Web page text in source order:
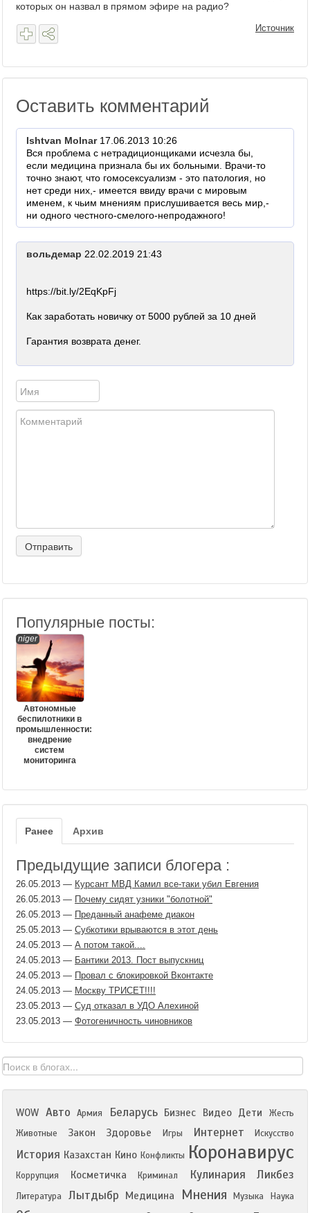
которых он назвал в прямом эфире на радио?
Источник
Оставить комментарий
Ishtvan Molnar 17.06.2013 10:26
Вся проблема с нетрадиционщиками исчезла бы,
если медицина признала бы их больными. Врачи-то
точно знают, что гомосексуализм - это патология, но
нет среди них,- имеется ввиду врачи с мировым
именем, к чьим мнениям прислушивается весь мир,-
ни одного честного-смелого-непродажного!
вольдемар 22.02.2019 21:43
https://bit.ly/2EqKpFj
Как заработать новичку от 5000 рублей за 10 дней
Гарантия возврата денег.
Популярные посты:
niger
Автономные
беспилотники в
промышленности:
внедрение
систем
мониторинга
Ранее Архив
Предыдущие записи блогера :
26.05.2013 — Курсант МВД Камил все-таки убил Евгения
26.05.2013 — Почему сидят узники "болотной"
26.05.2013 — Преданный анафеме диакон
25.05.2013 — Субкотики врываются в этот день
24.05.2013 — А потом такой....
24.05.2013 — Бантики 2013. Пост выпускниц
24.05.2013 — Провал с блокировкой Вконтакте
24.05.2013 — Москву ТРИСЕТ!!!!
23.05.2013 — Суд отказал в УДО Алехиной
23.05.2013 — Фотогеничность чиновников
WOW Авто Армия Беларусь Бизнес Видео Дети
Жесть
Животные
Закон Здоровье Игры Интернет Искусство
История Казахстан Кино Конфликты Коронавирус
Коррупция Косметичка Криминал Кулинария Ликбез
Литература Лытдыбр Медицина Мнения Музыка Наука